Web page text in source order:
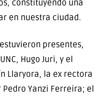
constituyendo una
en nuestra ciudad.
presentes,
Hugo Juri, y el
Llaryora, la ex rectora
Yanzi Ferreira; el